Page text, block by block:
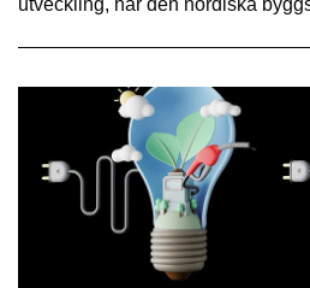
utveckling, har den nordiska